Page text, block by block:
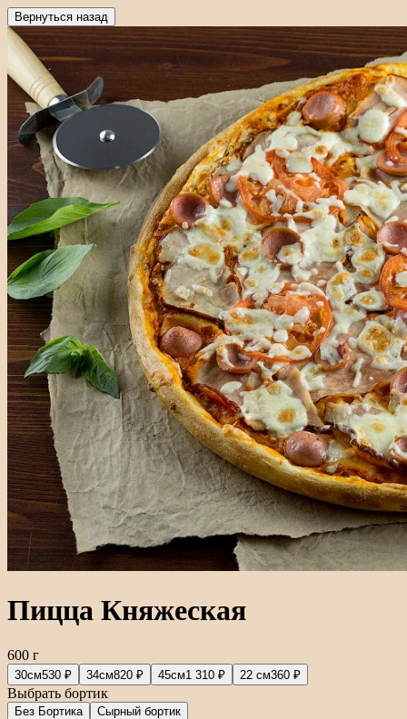
Вернуться назад
Пицца Княжеская
600 г
30см530 ₽ 34см820 ₽ 45см1 310 ₽ 22 см360 ₽
Выбрать бортик
Без Бортика Сырный бортик